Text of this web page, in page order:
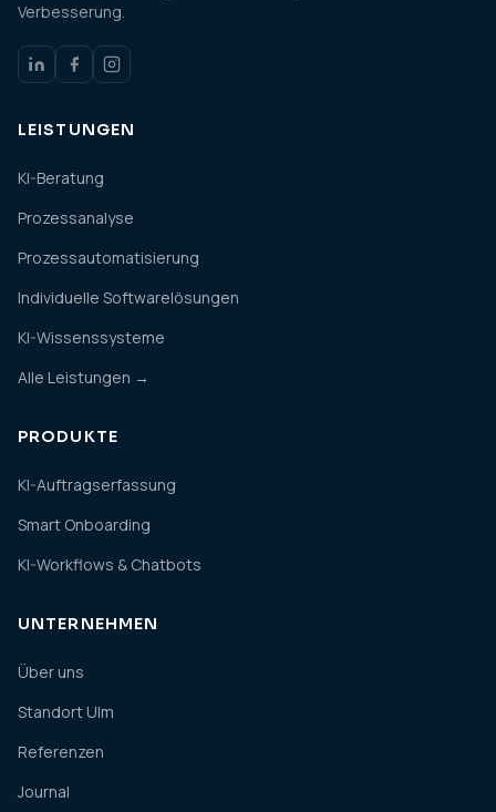
Verbesserung.
LEISTUNGEN
KI-Beratung
Prozessanalyse
Prozessautomatisierung
Individuelle Softwarelösungen
KI-Wissenssysteme
Alle Leistungen →
PRODUKTE
KI-Auftragserfassung
Smart Onboarding
KI-Workflows & Chatbots
UNTERNEHMEN
Über uns
Standort Ulm
Referenzen
Journal